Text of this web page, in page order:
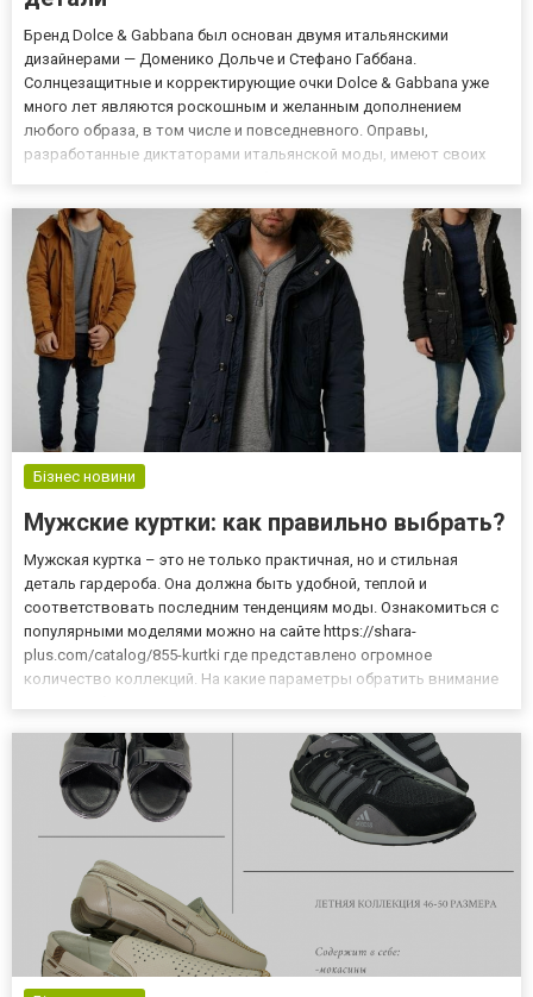
Бренд Dolce & Gabbana был основан двумя итальянскими
дизайнерами — Доменико Дольче и Стефано Габбана.
Солнцезащитные и корректирующие очки Dolce & Gabbana уже
много лет являются роскошным и желанным дополнением
любого образа, в том числе и повседневного. Оправы,
разработанные диктаторами итальянской моды, имеют своих
изделия и почему стоит выбрат...
Бізнес новини
Мужские куртки: как правильно выбрать?
Мужская куртка – это не только практичная, но и стильная
деталь гардероба. Она должна быть удобной, теплой и
соответствовать последним тенденциям моды. Ознакомиться с
популярными моделями можно на сайте https://shara-
plus.com/catalog/855-kurtki где представлено огромное
количество коллекций. На какие параметры обратить внимание
или без...